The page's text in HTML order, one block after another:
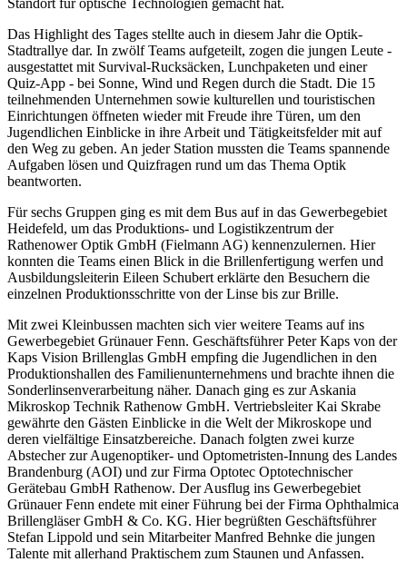
Standort für optische Technologien gemacht hat.
Das Highlight des Tages stellte auch in diesem Jahr die Optik-
Stadtrallye dar. In zwölf Teams aufgeteilt, zogen die jungen Leute -
ausgestattet mit Survival-Rucksäcken, Lunchpaketen und einer
Quiz-App - bei Sonne, Wind und Regen durch die Stadt. Die 15
teilnehmenden Unternehmen sowie kulturellen und touristischen
Einrichtungen öffneten wieder mit Freude ihre Türen, um den
Jugendlichen Einblicke in ihre Arbeit und Tätigkeitsfelder mit auf
den Weg zu geben. An jeder Station mussten die Teams spannende
Aufgaben lösen und Quizfragen rund um das Thema Optik
beantworten.
Für sechs Gruppen ging es mit dem Bus auf in das Gewerbegebiet
Heidefeld, um das Produktions- und Logistikzentrum der
Rathenower Optik GmbH (Fielmann AG) kennenzulernen. Hier
konnten die Teams einen Blick in die Brillenfertigung werfen und
Ausbildungsleiterin Eileen Schubert erklärte den Besuchern die
einzelnen Produktionsschritte von der Linse bis zur Brille.
Mit zwei Kleinbussen machten sich vier weitere Teams auf ins
Gewerbegebiet Grünauer Fenn. Geschäftsführer Peter Kaps von der
Kaps Vision Brillenglas GmbH empfing die Jugendlichen in den
Produktionshallen des Familienunternehmens und brachte ihnen die
Sonderlinsenverarbeitung näher. Danach ging es zur Askania
Mikroskop Technik Rathenow GmbH. Vertriebsleiter Kai Skrabe
gewährte den Gästen Einblicke in die Welt der Mikroskope und
deren vielfältige Einsatzbereiche. Danach folgten zwei kurze
Abstecher zur Augenoptiker- und Optometristen-Innung des Landes
Brandenburg (AOI) und zur Firma Optotec Optotechnischer
Gerätebau GmbH Rathenow. Der Ausflug ins Gewerbegebiet
Grünauer Fenn endete mit einer Führung bei der Firma Ophthalmica
Brillengläser GmbH & Co. KG. Hier begrüßten Geschäftsführer
Stefan Lippold und sein Mitarbeiter Manfred Behnke die jungen
Talente mit allerhand Praktischem zum Staunen und Anfassen.